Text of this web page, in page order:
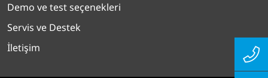
Demo ve test seçenekleri
Servis ve Destek
İletişim